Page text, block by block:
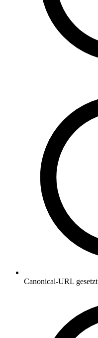
Canonical-URL gesetzt